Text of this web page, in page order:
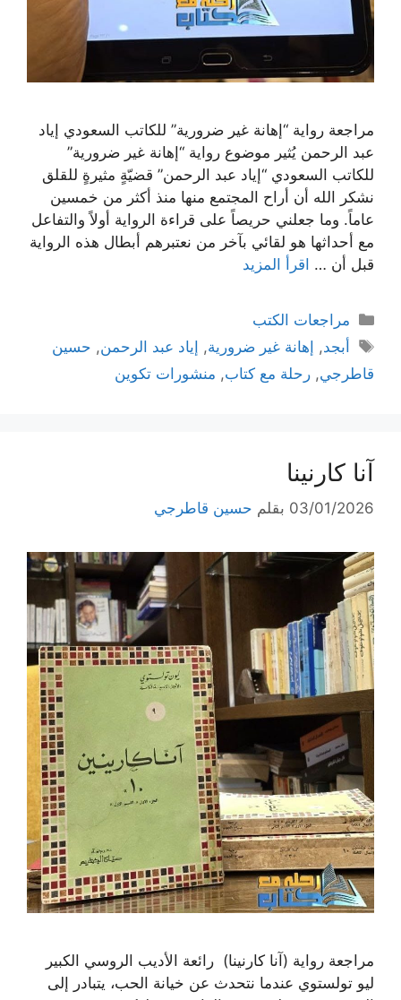
مراجعة رواية “إهانة غير ضرورية” للكاتب السعودي إياد
عبد الرحمن يُثير موضوع رواية “إهانة غير ضرورية”
للكاتب السعودي “إياد عبد الرحمن” قضيّةٍ مثيرةٍ للقلق
نشكر الله أن أراح المجتمع منها منذ أكثر من خمسين
عاماً. وما جعلني حريصاً على قراءة الرواية أولاً والتفاعل
مع أحداثها هو لقائي بآخر من نعتبرهم أبطال هذه الرواية
قبل أن … اقرأ المزيد
التصنيفات
مراجعات الكتب
الوسوم
أبجد, إهانة غير ضرورية, إياد عبد الرحمن, حسين
قاطرجي, رحلة مع كتاب, منشورات تكوين
آنا كارنينا
03/01/2026 بقلم حسين قاطرجي
مراجعة رواية (آنا كارنينا) رائعة الأديب الروسي الكبير
ليو تولستوي عندما نتحدث عن خيانة الحب، يتبادر إلى